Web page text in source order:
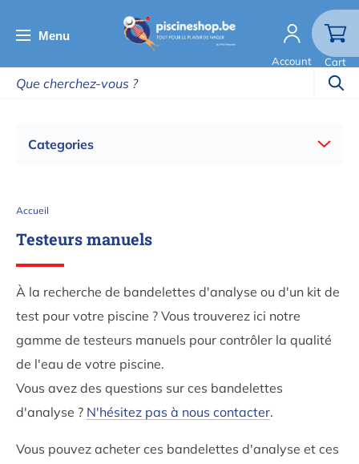
au
principal
Menu
Account Cart
Categories
Fil
Accueil
Testeurs manuels
À la recherche de bandelettes d'analyse ou d'un kit de
test pour votre piscine ? Vous trouverez ici notre
gamme de testeurs manuels pour contrôler la qualité
de l'eau de votre piscine.
Vous avez des questions sur ces bandelettes
d'analyse ? N'hésitez pas à nous contacter.
Vous pouvez acheter ces bandelettes d'analyse et ces